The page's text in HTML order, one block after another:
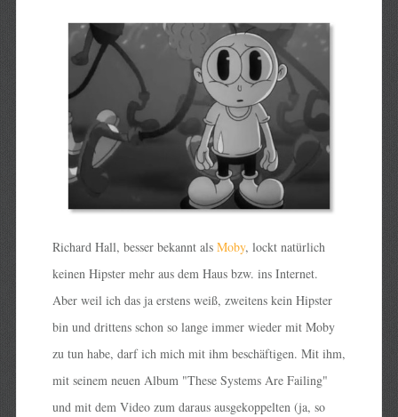
Richard Hall, besser bekannt als Moby, lockt natürlich
keinen Hipster mehr aus dem Haus bzw. ins Internet.
Aber weil ich das ja erstens weiß, zweitens kein Hipster
bin und drittens schon so lange immer wieder mit Moby
zu tun habe, darf ich mich mit ihm beschäftigen. Mit ihm,
mit seinem neuen Album "These Systems Are Failing"
und mit dem Video zum daraus ausgekoppelten (ja, so